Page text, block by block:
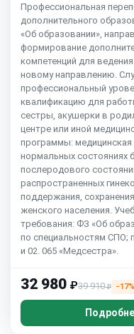
Профессиональная
дополнительного
«Об образовании»,
формирование
компетенций для
новому направлению.
профессиональный
квалификацию для
сестры, акушерки в
центре или иной
программы: медицинская
нормальных состояниях
послеродового
распространенных
поддержания,
женского населения.
требования: ФЗ «Об
по специальностям СПО;
и 02. 065 «Медсестра».
32 980 ₽39 910₽ −17%